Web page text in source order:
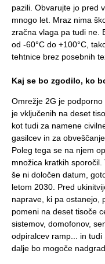
pazili. Obvarujte jo pred
mnogo let. Mraz nima
zračna vlaga pa tudi ne.
od -60°C do +100°C,
tehtnice brez posebnih
Kaj se bo zgodilo, ko
Omrežje 2G je
je vključenih na deset
kot tudi za namene
gasilcev in za
Poleg tega se na njem
množica kratkih
še ni določen datum,
letom 2030. Pred
naprave, ki pa ostanejo,
pomeni na deset tisoče
sistemov, domofonov,
odpiralcev ramp... in tudi
dalje bo mogoče